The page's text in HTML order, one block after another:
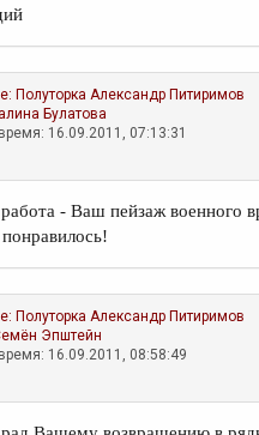
Полуторка Александр Питиримов
Булатова
16.09.2011, 07:13:31
- Ваш пейзаж военного
Полуторка Александр Питиримов
Эпштейн
16.09.2011, 08:58:49